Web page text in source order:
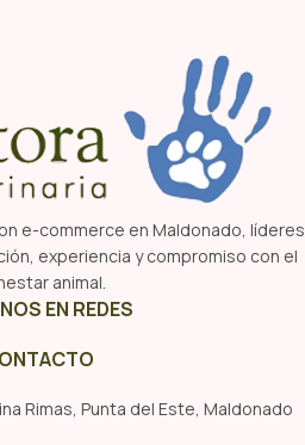
e-commerce en Maldonado, líderes
experiencia y compromiso con el
animal.
EN REDES
Rimas, Punta del Este, Maldonado